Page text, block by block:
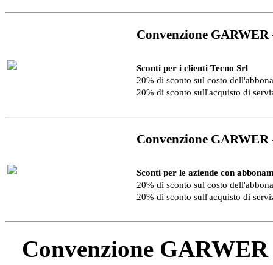
Convenzione
Sconti per i clienti Tecno Srl
20% di sconto sul costo
20% di sconto sull'acquisto di
Convenzione
Sconti per le aziende con
20% di sconto sul costo
20% di sconto sull'acquisto di
Convenzione